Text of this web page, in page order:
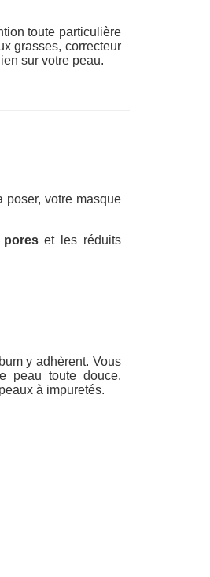
toute particulière
grasses, correcteur
sur votre peau.
poser, votre masque
et les réduits
y adhèrent. Vous
peau toute douce.
à impuretés.